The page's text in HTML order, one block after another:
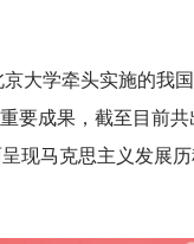
京大学牵头实施的
要成果，截至目前
现马克思主义发展